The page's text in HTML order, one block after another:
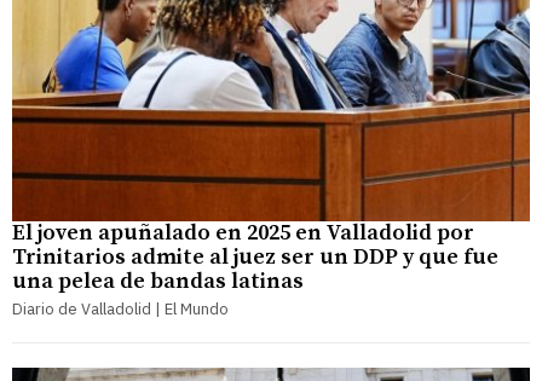
El joven apuñalado en 2025 en Valladolid por
Trinitarios admite al juez ser un DDP y que fue
una pelea de bandas latinas
Diario de Valladolid | El Mundo